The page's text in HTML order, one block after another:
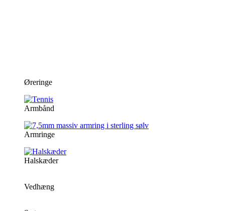
Øreringe
Armbånd
Armringe
Halskæder
Vedhæng